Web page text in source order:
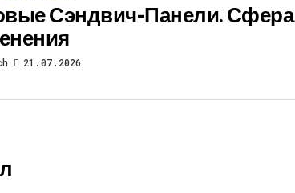
Сэндвич-Панели. Сфера
21.07.2026